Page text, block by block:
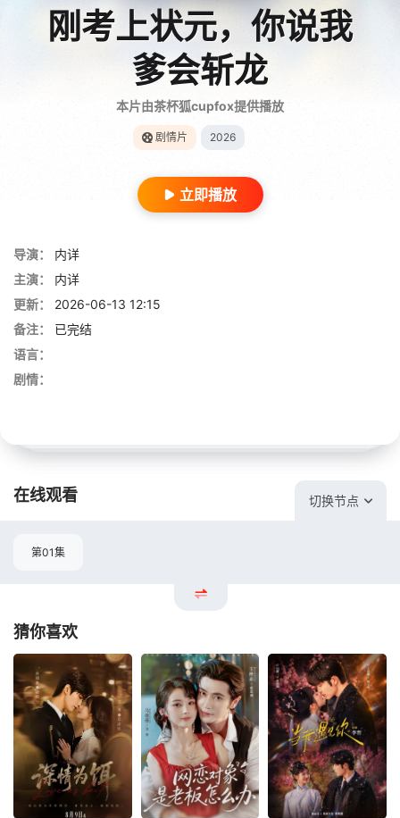
刚考上状元，你说我
爹会斩龙
本片由茶杯狐cupfox提供播放
剧情片 2026
立即播放
导演：
内详
主演：
内详
更新：
2026-06-13 12:15
备注：
已完结
语言：
剧情：
在线观看 切换节点
第01集
猜你喜欢